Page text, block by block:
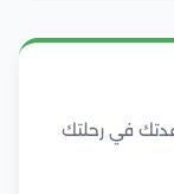
في رحلتك